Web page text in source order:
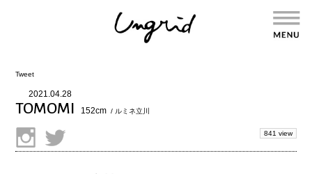
Tweet
2021.04.28
TOMOMI 152cm / ルミネ立川
841 view